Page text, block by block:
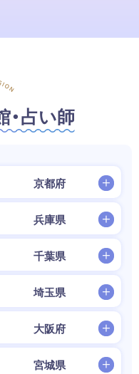
占い師
京都府
兵庫県
千葉県
埼玉県
大阪府
宮城県